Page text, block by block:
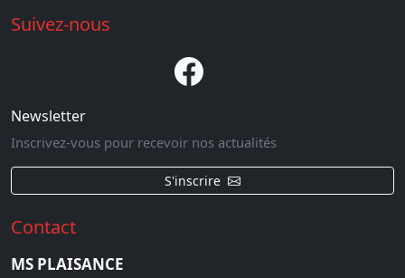
Suivez-nous
Newsletter
Inscrivez-vous pour recevoir nos actualités
S'inscrire
Contact
MS PLAISANCE